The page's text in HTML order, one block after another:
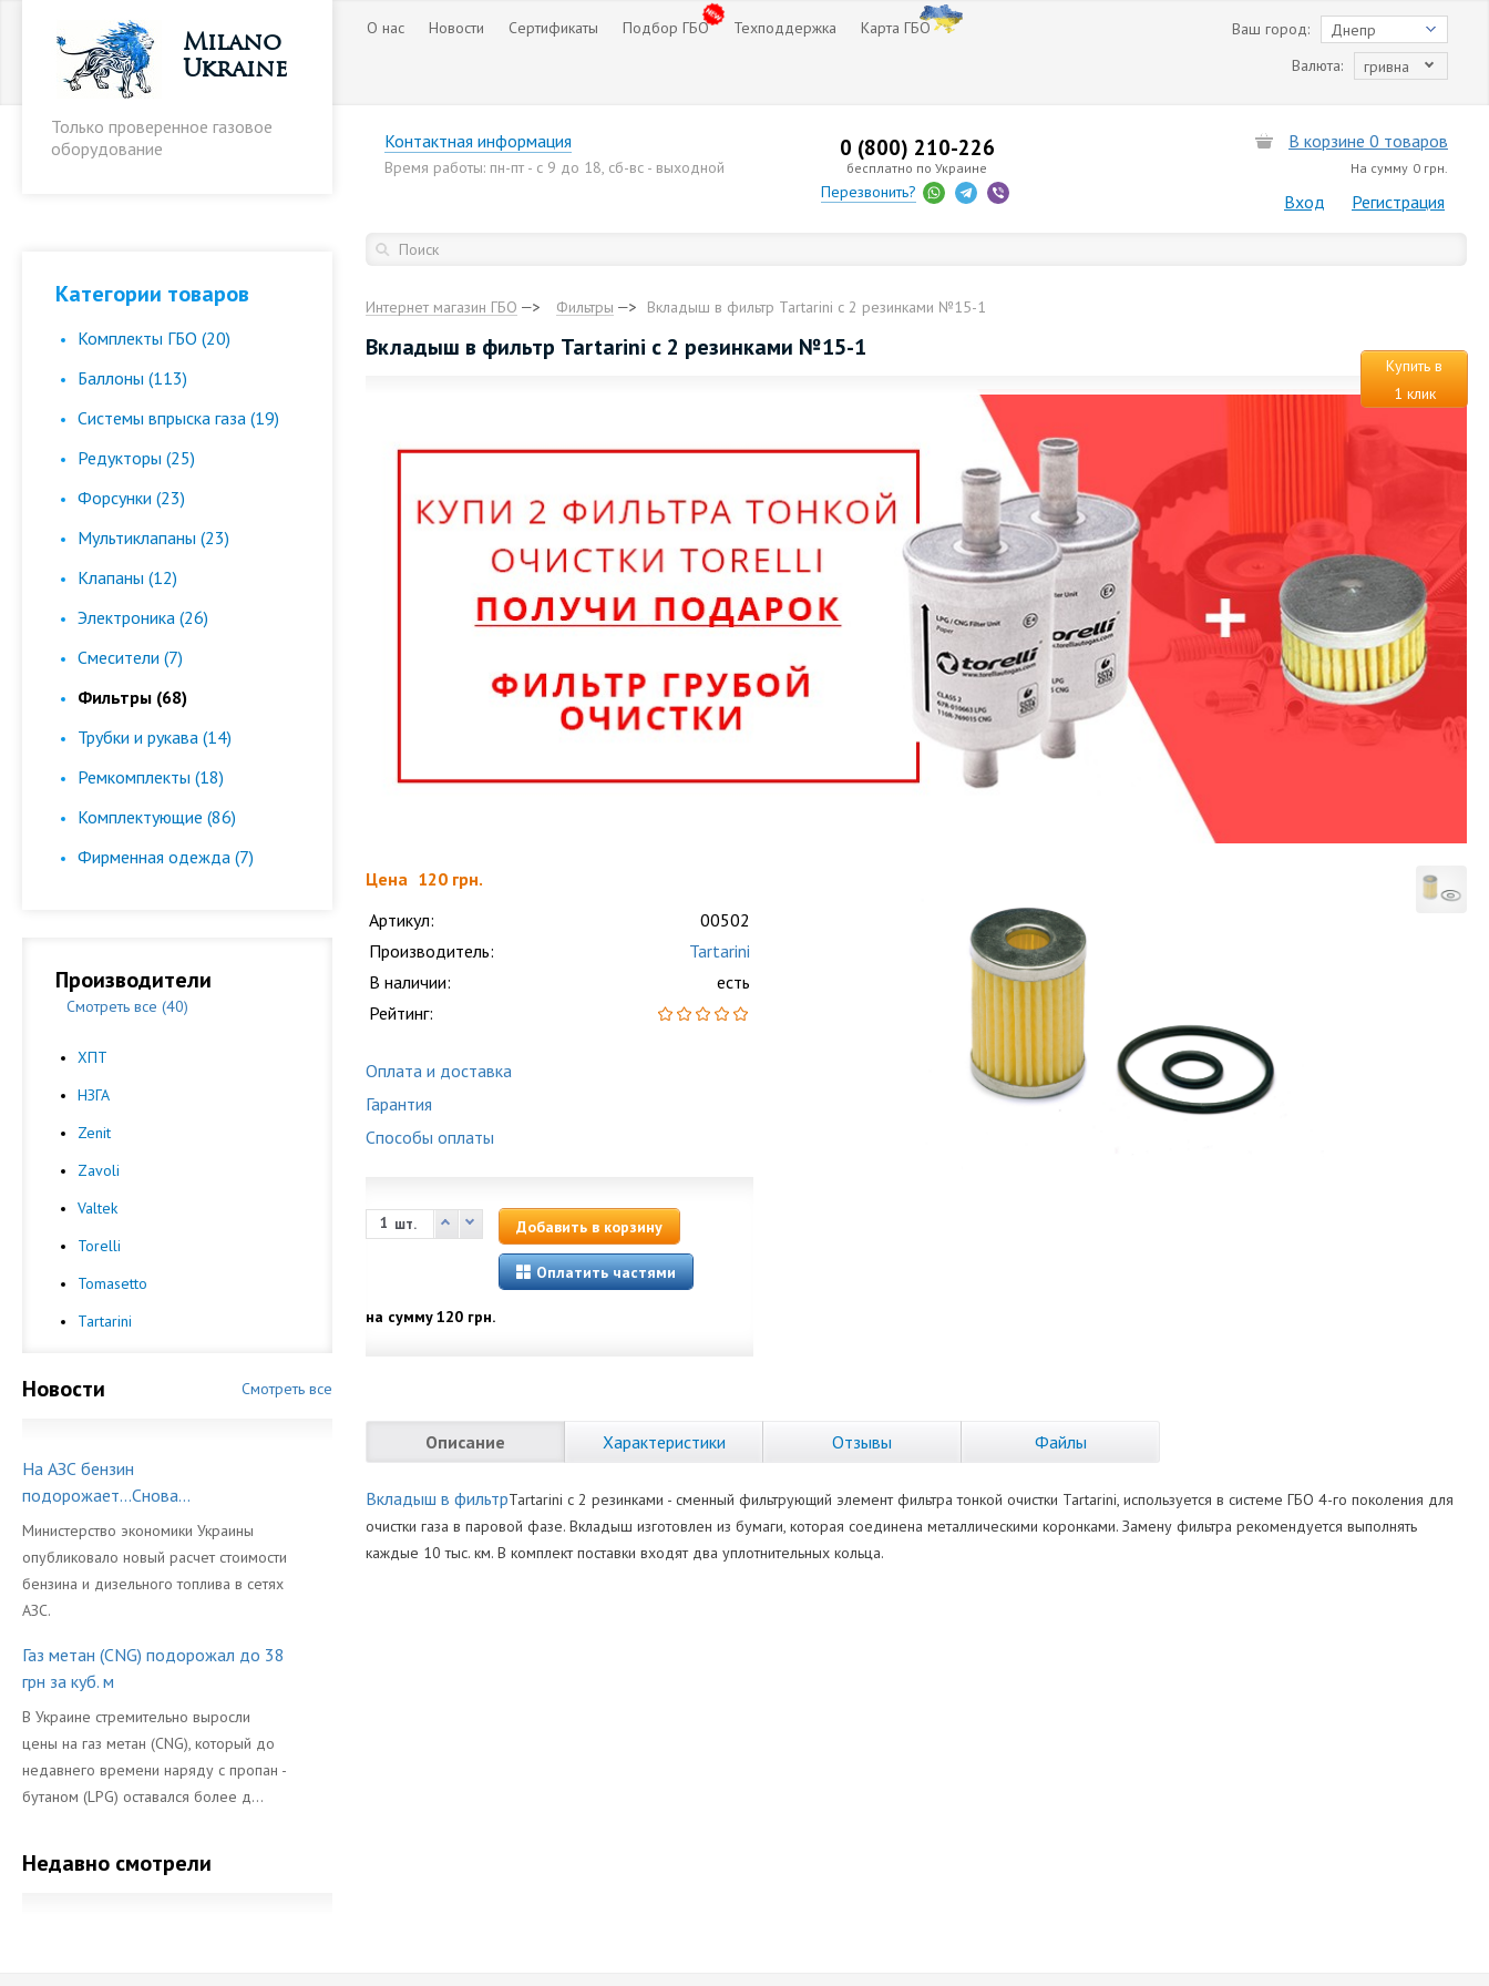
Milano
Ukraine
Только проверенное газовое
оборудование
О нас Новости Сертификаты Подбор ГБО Техподдержка Карта ГБО Днепр
Ваш город:
гривна
Валюта:
Контактная информация
Время работы: пн-пт - с 9 до 18, сб-вс - выходной
0 (800) 210-226
бесплатно по Украине
Перезвонить?
В корзине 0 товаров
На сумму 0 грн.
Вход Регистрация
Категории товаров
Комплекты ГБО (20)
Баллоны (113)
Cистемы впрыска газа (19)
Редукторы (25)
Форсунки (23)
Мультиклапаны (23)
Клапаны (12)
Электроника (26)
Смесители (7)
Фильтры (68)
Трубки и рукава (14)
Ремкомплекты (18)
Комплектующие (86)
Фирменная одежда (7)
Производители
Смотреть все (40)
ХПТ
НЗГА
Zenit
Zavoli
Valtek
Torelli
Tomasetto
Tartarini
Новости Смотреть все
На АЗС бензин
подорожает...Снова...
Министерство экономики Украины
опубликовало новый расчет стоимости
бензина и дизельного топлива в сетях
АЗС.
Газ метан (CNG) подорожал до 38
грн за куб. м
В Украине стремительно выросли
цены на газ метан (CNG), который до
недавнего времени наряду с пропан -
бутаном (LPG) оставался более д...
Недавно смотрели
Интернет магазин ГБО Фильтры Вкладыш в фильтр Tartarini с 2 резинками №15-1
Вкладыш в фильтр Tartarini с 2 резинками №15-1
Купить в
1 клик
Цена 120 грн.
Артикул:
00502
Производитель:
Tartarini
В наличии:
есть
Рейтинг:
Оплата и доставка
Гарантия
Способы оплаты
шт. Добавить в корзину
Оплатить частями
на сумму120 грн.
Описание Характеристики Отзывы Файлы
Вкладыш в фильтрTartarini с 2 резинками - сменный фильтрующий элемент фильтра тонкой очистки Tartarini, используется в системе ГБО 4-го поколения для
очистки газа в паровой фазе. Вкладыш изготовлен из бумаги, которая соединена металлическими коронками. Замену фильтра рекомендуется выполнять
каждые 10 тыс. км. В комплект поставки входят два уплотнительных кольца.